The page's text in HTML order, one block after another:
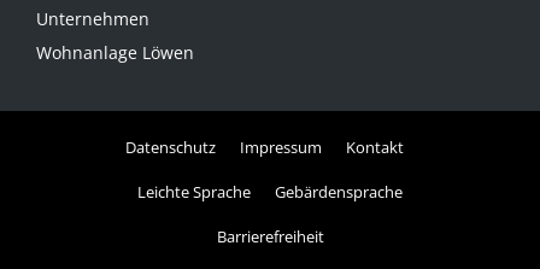
Unternehmen
Wohnanlage Löwen
Datenschutz Impressum Kontakt
Leichte Sprache Gebärdensprache
Barrierefreiheit